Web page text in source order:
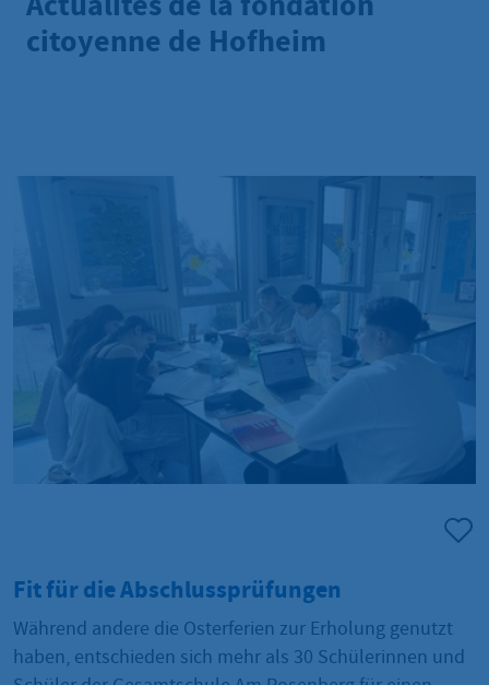
citoyenne de Hofheim
Fit für die Abschlussprüfungen
Während andere die Osterferien zur Erholung genutzt
haben, entschieden sich mehr als 30 Schülerinnen und